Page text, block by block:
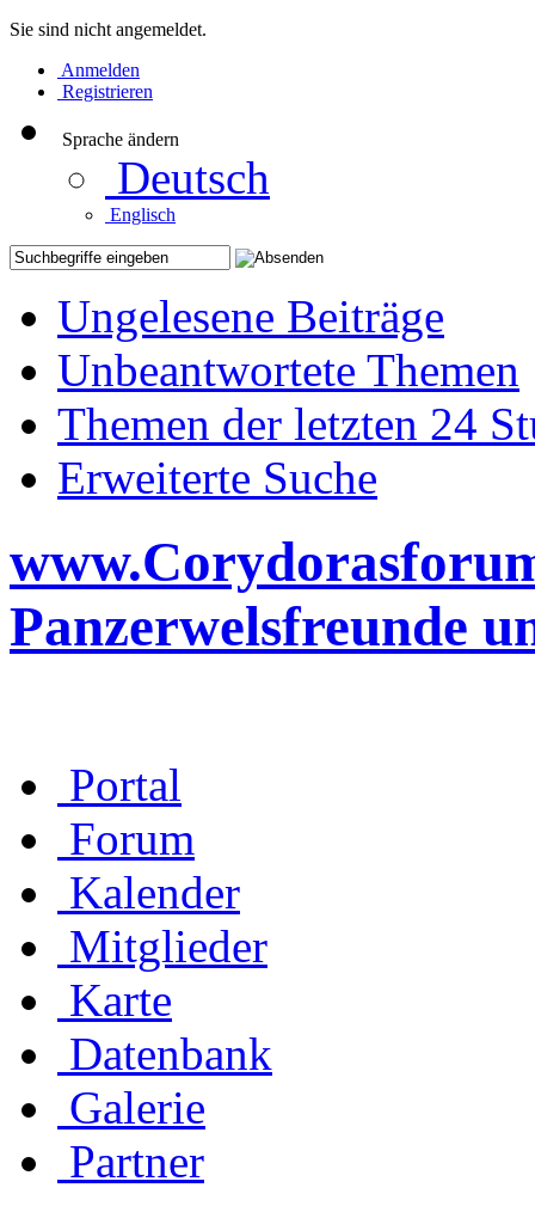
Sie sind nicht angemeldet.
Anmelden
Registrieren
Sprache ändern
Deutsch
Englisch
Ungelesene Beiträge
Unbeantwortete Themen
Themen der letzten 24
Erweiterte Suche
Panzerwelsfreunde
Portal
Forum
Kalender
Mitglieder
Karte
Datenbank
Galerie
Partner